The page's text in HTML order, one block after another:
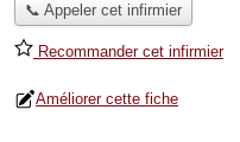
📞 Appeler cet infirmier
Recommander cet infirmier
Améliorer cette fiche